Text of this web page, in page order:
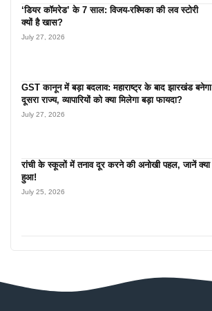
‘डियर कॉमरेड’ के 7 साल: विजय-रश्मिका की लव स्टोरी
क्यों है खास?
July 27, 2026
GST कानून में बड़ा बदलाव: महाराष्ट्र के बाद झारखंड बनेगा
दूसरा राज्य, व्यापारियों को क्या मिलेगा बड़ा फायदा?
July 27, 2026
रांची के स्कूलों में तनाव दूर करने की अनोखी पहल, जानें क्या
हुआ!
July 25, 2026